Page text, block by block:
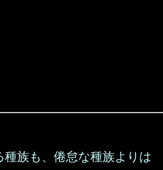
種族も、倦怠な種族よりは